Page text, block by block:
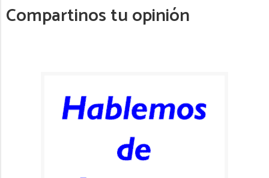
Compartinos tu opinión